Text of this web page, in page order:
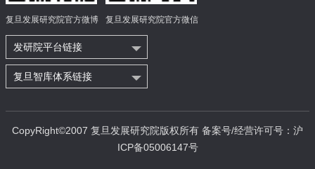
复旦发展研究院官方微博 复旦发展研究院官方微信
发研院平台链接
复旦智库体系链接
CopyRight©2007 复旦发展研究院版权所有 备案号/经营许可号：沪
ICP备05006147号